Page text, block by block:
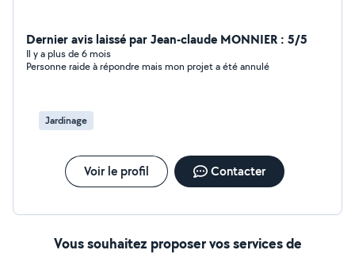
Dernier avis laissé par Jean-claude MONNIER : 5/5
Il y a plus de 6 mois
Personne raide à répondre mais mon projet a été annulé
Jardinage
Voir le profil Contacter
Vous souhaitez proposer vos services de